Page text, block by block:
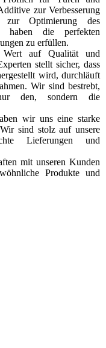
zur Verbesserung
Optimierung des
haben die perfekten
zu erfüllen.
auf Qualität und
stellt sicher, dass
wird, durchläuft
Wir sind bestrebt,
den, sondern die
wir uns eine starke
sind stolz auf unsere
Lieferungen und
mit unseren Kunden
Produkte und